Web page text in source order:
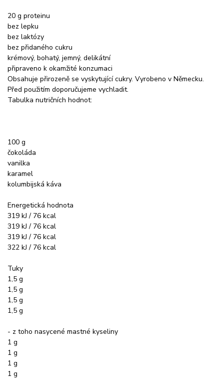
20 g proteinu
bez lepku
bez laktózy
bez přidaného cukru
krémový, bohatý, jemný, delikátní
připraveno k okamžité konzumaci
Obsahuje přirozeně se vyskytující cukry. Vyrobeno v Německu.
Před použitím doporučujeme vychladit.
Tabulka nutričních hodnot:
100 g
čokoláda
vanilka
karamel
kolumbijská káva
Energetická hodnota
319 kJ / 76 kcal
319 kJ / 76 kcal
319 kJ / 76 kcal
322 kJ / 76 kcal
Tuky
1,5 g
1,5 g
1,5 g
1,5 g
- z toho nasycené mastné kyseliny
1 g
1 g
1 g
1 g